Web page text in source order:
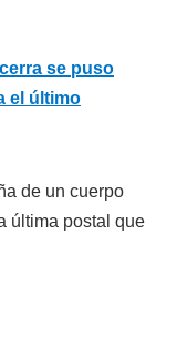
se puso
el último
de un cuerpo
última postal que